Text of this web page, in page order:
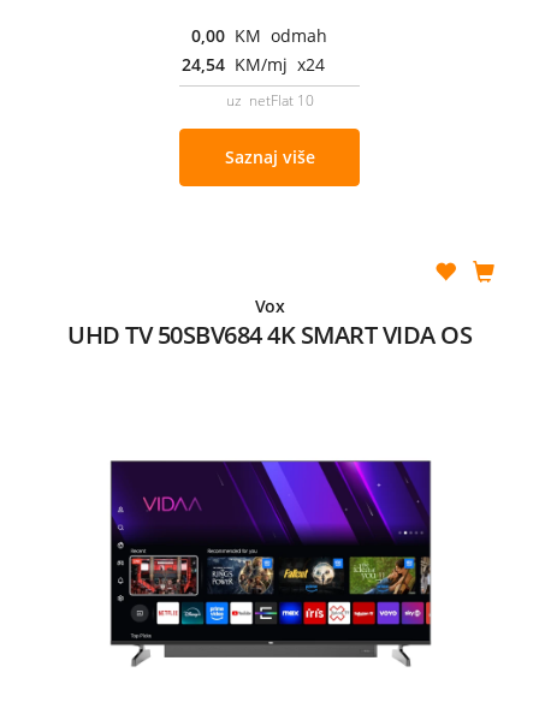
0,00 KM odmah
24,54 KM/mj x24
uz netFlat 10
Saznaj više
Vox
UHD TV 50SBV684 4K SMART VIDA OS